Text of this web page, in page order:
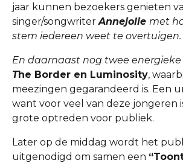
jaar kunnen bezoekers genieten
singer/songwriterAnnejolie met
stem iedereen weet te overtuigen.
En daarnaast nog twee energieke
The Border en Luminosity,
meezingen gegarandeerd is. Een
want voor veel van deze jongeren
grote optreden voor publiek.
Later op de middag wordt het
uitgenodigd om samen een